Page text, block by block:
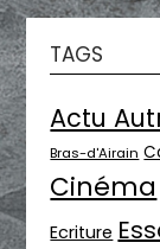
TAGS
Actu
Bras-d'Airain
Cinéma
Ecriture